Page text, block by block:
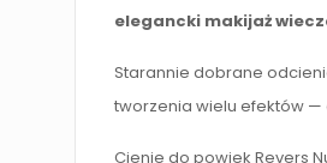
elegancki makijaż
Starannie dobrane
tworzenia wielu efektów
Cienie do powiek Revers